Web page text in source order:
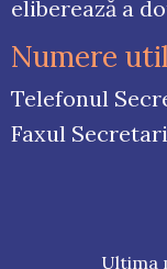
eliberează a
Numere
Telefonul
Faxul
Ultima